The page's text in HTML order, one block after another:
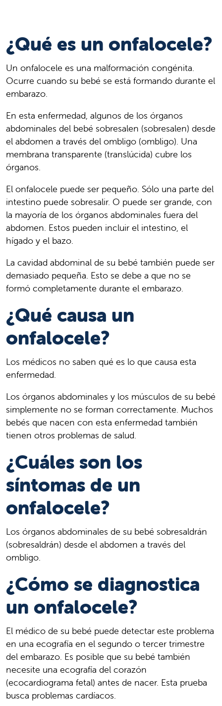
¿Qué es un onfalocele?
Un onfalocele es una malformación congénita.
Ocurre cuando su bebé se está formando durante el
embarazo.
En esta enfermedad, algunos de los órganos
abdominales del bebé sobresalen (sobresalen) desde
el abdomen a través del ombligo (ombligo). Una
membrana transparente (translúcida) cubre los
órganos.
El onfalocele puede ser pequeño. Sólo una parte del
intestino puede sobresalir. O puede ser grande, con
la mayoría de los órganos abdominales fuera del
abdomen. Estos pueden incluir el intestino, el
hígado y el bazo.
La cavidad abdominal de su bebé también puede ser
demasiado pequeña. Esto se debe a que no se
formó completamente durante el embarazo.
¿Qué causa un
onfalocele?
Los médicos no saben qué es lo que causa esta
enfermedad.
Los órganos abdominales y los músculos de su bebé
simplemente no se forman correctamente. Muchos
bebés que nacen con esta enfermedad también
tienen otros problemas de salud.
¿Cuáles son los
síntomas de un
onfalocele?
Los órganos abdominales de su bebé sobresaldrán
(sobresaldrán) desde el abdomen a través del
ombligo.
¿Cómo se diagnostica
un onfalocele?
El médico de su bebé puede detectar este problema
en una ecografía en el segundo o tercer trimestre
del embarazo. Es posible que su bebé también
necesite una ecografía del corazón
(ecocardiograma fetal) antes de nacer. Esta prueba
busca problemas cardíacos.